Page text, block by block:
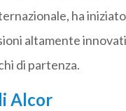
ha
altamente
di partenza.
Alcor